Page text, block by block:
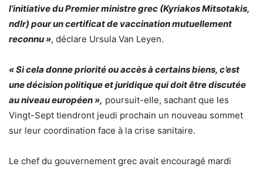
l’initiative du Premier ministre grec (Kyriakos Mitsotakis,
ndlr) pour un certificat de vaccination mutuellement
reconnu », déclare Ursula Van Leyen.
« Si cela donne priorité ou accès à certains biens, c’est
une décision politique et juridique qui doit être discutée
au niveau européen », poursuit-elle, sachant que les
Vingt-Sept tiendront jeudi prochain un nouveau sommet
sur leur coordination face à la crise sanitaire.
Le chef du gouvernement grec avait encouragé mardi